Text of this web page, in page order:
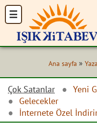
Ana sayfa »
Çok Satanlar
Yeni
Gelecekler
İnternete Özel